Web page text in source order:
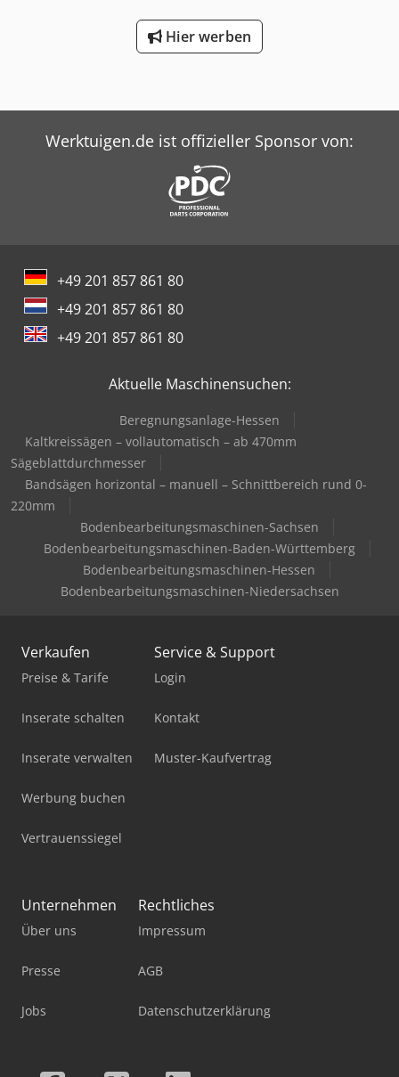
Hier werben
Werktuigen.de ist offizieller Sponsor von:
+49 201 857 861 80
+49 201 857 861 80
+49 201 857 861 80
Aktuelle Maschinensuchen:
Beregnungsanlage-Hessen
Kaltkreissägen – vollautomatisch – ab 470mm
Sägeblattdurchmesser
Bandsägen horizontal – manuell – Schnittbereich rund 0-
220mm
Bodenbearbeitungsmaschinen-Sachsen
Bodenbearbeitungsmaschinen-Baden-Württemberg
Bodenbearbeitungsmaschinen-Hessen
Bodenbearbeitungsmaschinen-Niedersachsen
Verkaufen
Preise & Tarife
Inserate schalten
Inserate verwalten
Werbung buchen
Vertrauenssiegel
Service & Support
Login
Kontakt
Muster-Kaufvertrag
Unternehmen
Über uns
Presse
Jobs
Rechtliches
Impressum
AGB
Datenschutzerklärung